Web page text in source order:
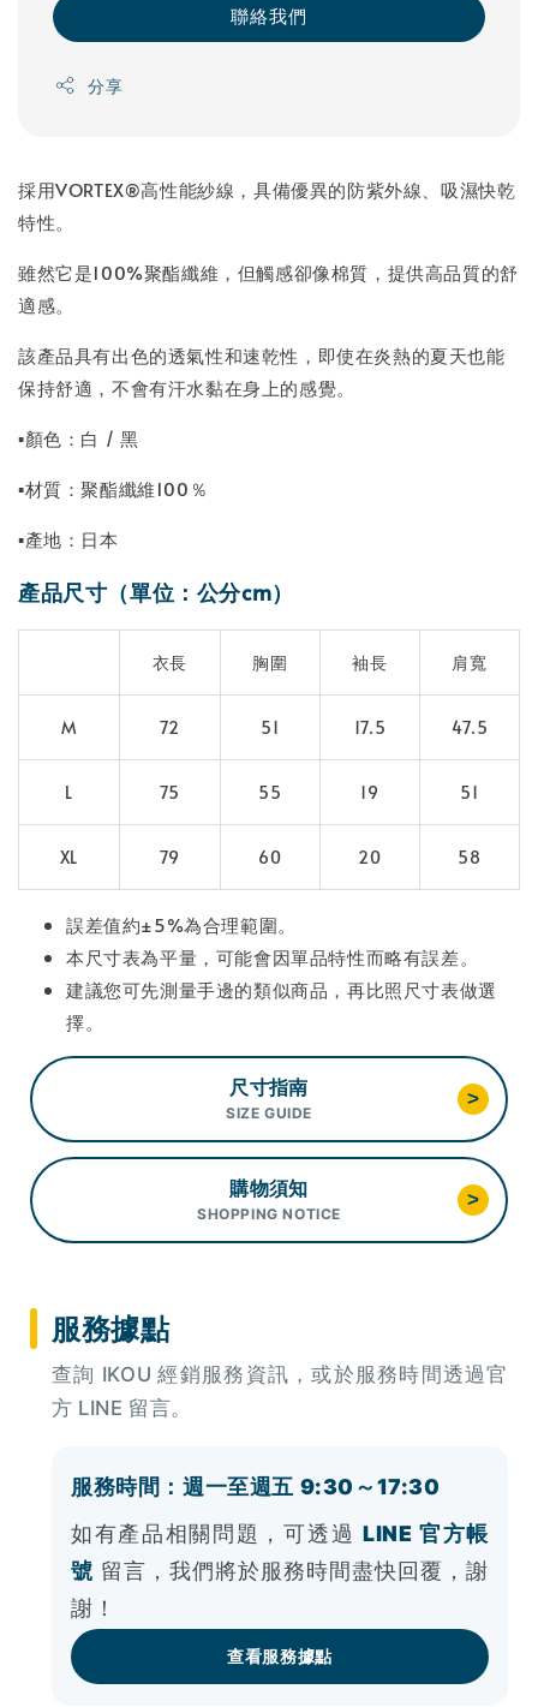
聯絡我們
分享
採用VORTEX®高性能紗線，具備優異的防紫外線、吸濕快乾
特性。
雖然它是100%聚酯纖維，但觸感卻像棉質，提供高品質的舒
適感。
該產品具有出色的透氣性和速乾性，即使在炎熱的夏天也能
保持舒適，不會有汗水黏在身上的感覺。
▪顏色：白 / 黑
▪材質：聚酯纖維100％
▪產地：日本
產品尺寸（單位：公分cm）
衣長 胸圍 袖長 肩寬
M 72 51 17.5 47.5
L 75 55 19 51
XL 79 60 20 58
誤差值約±5%為合理範圍。
本尺寸表為平量，可能會因單品特性而略有誤差。
建議您可先測量手邊的類似商品，再比照尺寸表做選
擇。
尺寸指南
SIZE GUIDE
>
購物須知
SHOPPING NOTICE
>
服務據點
查詢 IKOU 經銷服務資訊，或於服務時間透過官
方 LINE 留言。
服務時間：週一至週五 9:30～17:30
如有產品相關問題，可透過 LINE 官方帳
號 留言，我們將於服務時間盡快回覆，謝
謝！
查看服務據點